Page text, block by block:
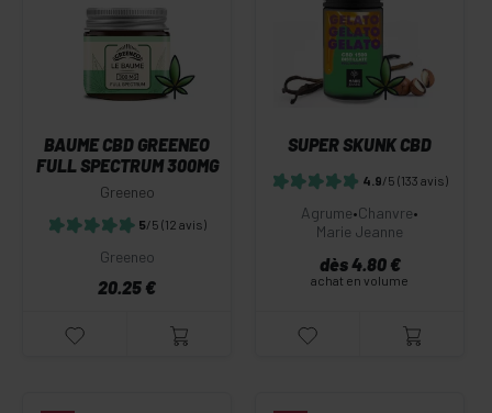
BAUME CBD GREENEO
FULL SPECTRUM 300MG
Greeneo
5/5 (12 avis)
Greeneo
20.25 €
SUPER SKUNK CBD
4.9/5 (133 avis)
Agrume•Chanvre•
Marie Jeanne
dès 4.80 €
achat en volume